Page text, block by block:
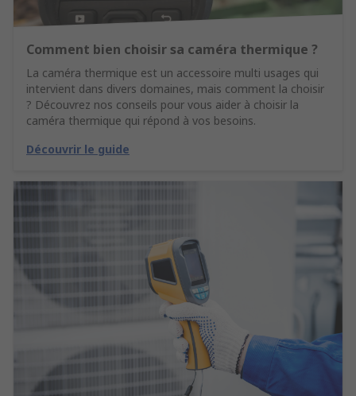
Comment bien choisir sa caméra thermique ?
La caméra thermique est un accessoire multi usages qui
intervient dans divers domaines, mais comment la choisir
? Découvrez nos conseils pour vous aider à choisir la
caméra thermique qui répond à vos besoins.
Découvrir le guide